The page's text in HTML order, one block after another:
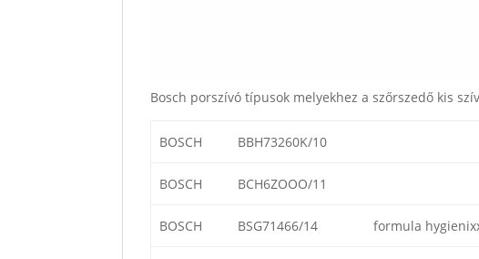
Bosch porszívó típusok melyekhez a szőrszedő kis
BOSCH BBH73260K/10
BOSCH BCH6ZOOO/11
BOSCH BSG71466/14 formula